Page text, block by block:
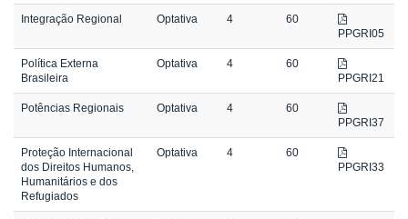
Integração Regional Optativa 4
60
PPGRI05
Política Externa
Brasileira
Optativa 4
60
PPGRI21
Potências Regionais Optativa 4
60
PPGRI37
Proteção Internacional
dos Direitos Humanos,
Humanitários e dos
Refugiados
Optativa 4
60
PPGRI33